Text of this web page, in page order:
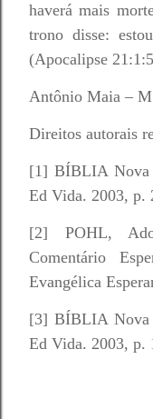
haverá mais
trono disse:
(Apocalipse
Antônio Maia –
Direitos autorais
[1] BÍBLIA Nova
Ed Vida. 2003, p.
[2] POHL,
Comentário
Evangélica
[3] BÍBLIA Nova
Ed Vida. 2003, p.